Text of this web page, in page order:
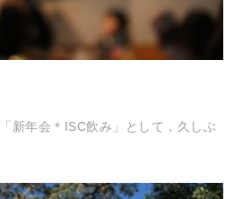
新年会＊ISC飲み」として，久しぶ